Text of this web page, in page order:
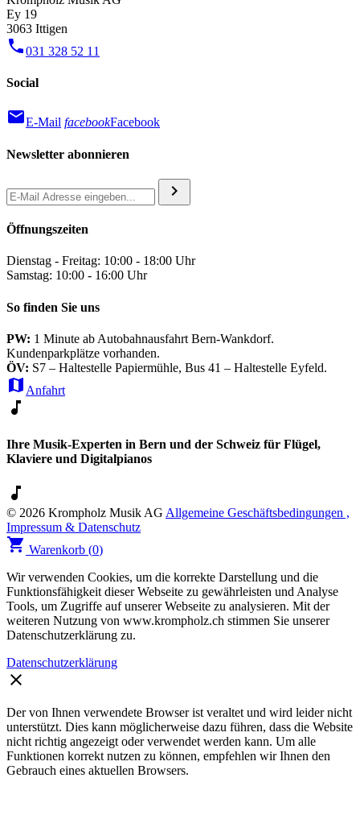
Ey 19
3063 Ittigen
phone031 328 52 11
Social
mailE-Mail facebookFacebook
Newsletter abonnieren
chevron_right
Öffnungszeiten
Dienstag - Freitag: 10:00 - 18:00 Uhr
Samstag: 10:00 - 16:00 Uhr
So finden Sie uns
PW: 1 Minute ab Autobahnausfahrt Bern-Wankdorf.
Kundenparkplätze vorhanden.
ÖV: S7 – Haltestelle Papiermühle, Bus 41 – Haltestelle Eyfeld.
map Anfahrt
music_note
Ihre Musik-Experten in Bern und der Schweiz für Flügel,
Klaviere und Digitalpianos
music_note
© 2026 Krompholz Musik AG Allgemeine Geschäftsbedingungen ,
Impressum & Datenschutz
shopping_cart Warenkorb (0)
Wir verwenden Cookies, um die korrekte Darstellung und die
Funktionsfähigkeit dieser Webseite zu gewährleisten und Analyse
Tools, um Zugriffe auf unserer Webseite zu analysieren. Mit der
weiteren Nutzung von www.krompholz.ch stimmen Sie unserer
Datenschutzerklärung zu.
Datenschutzerklärung
clear
Der von Ihnen verwendete Browser ist veraltet und wird leider nicht
unterstützt. Dies kann möglicherweise dazu führen, dass die Website
nicht richtig angezeigt oder verwendet werden kann. Um alle
Funktionen korrekt nutzen zu können, empfehlen wir Ihnen den
Gebrauch eines aktuellen Browsers.